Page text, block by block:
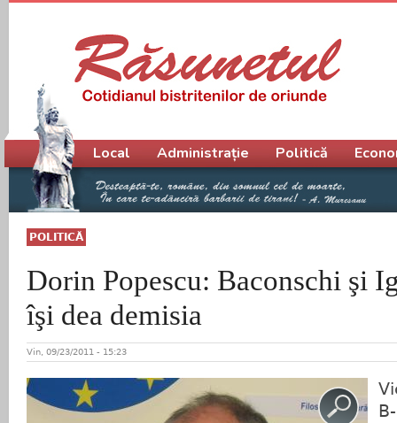
POLITICĂ
Dorin Popescu: Baconschi şi
îşi dea demisia
Vin, 09/23/2011 - 15:23
Meniu principal
Local Administrație Politică